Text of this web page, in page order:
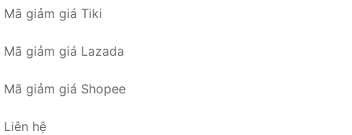
Mã giảm giá Tiki
Mã giảm giá Lazada
Mã giảm giá Shopee
Liên hệ